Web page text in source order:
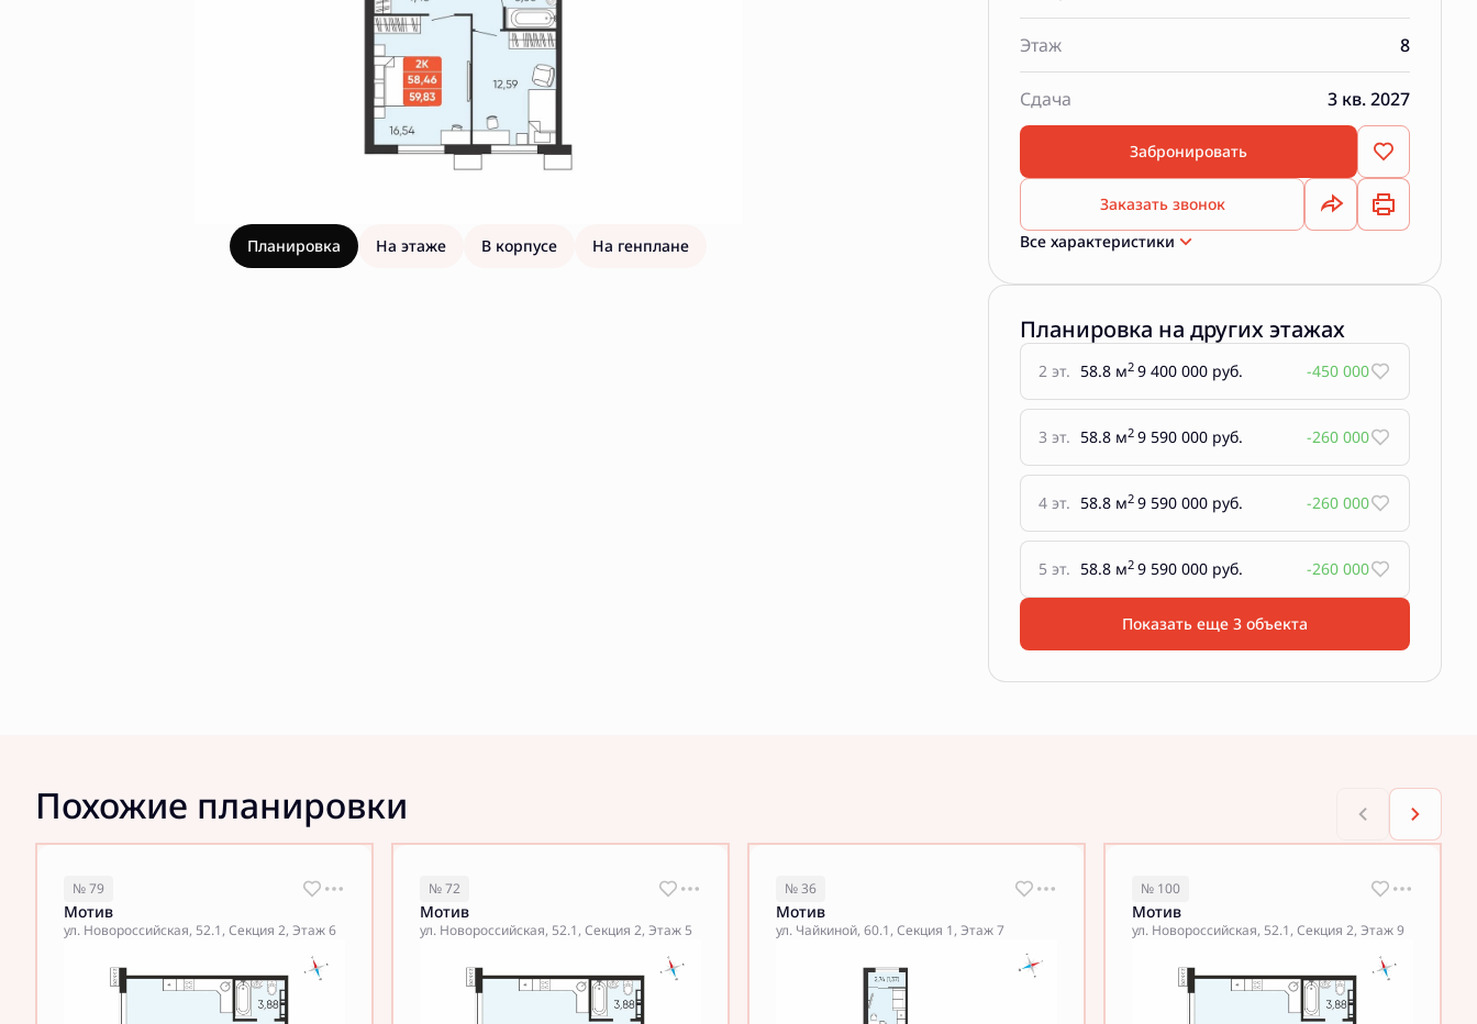
Планировка На этаже В корпусе На генплане
Этаж 8
Сдача 3 кв. 2027
Забронировать
Заказать звонок
Все характеристики
Планировка на других этажах
2 эт. 58.8 м2 9 400 000 руб. -450 000
3 эт. 58.8 м2 9 590 000 руб. -260 000
4 эт. 58.8 м2 9 590 000 руб. -260 000
5 эт. 58.8 м2 9 590 000 руб. -260 000
Показать еще 3 объектa
Похожие планировки
№ 79
Мотив
ул. Новороссийская, 52.1, Секция 2, Этаж 6
№ 72
Мотив
ул. Новороссийская, 52.1, Секция 2, Этаж 5
№ 36
Мотив
ул. Чайкиной, 60.1, Секция 1, Этаж 7
№ 100
Мотив
ул. Новороссийская, 52.1, Секция 2, Этаж 9